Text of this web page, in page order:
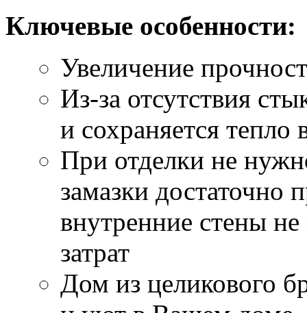
Ключевые особенности:
Увеличение
Из-за отсутствия
и сохраняется тепло
При отделки не
замазки достаточно
внутренние стены
затрат
Дом из целикового